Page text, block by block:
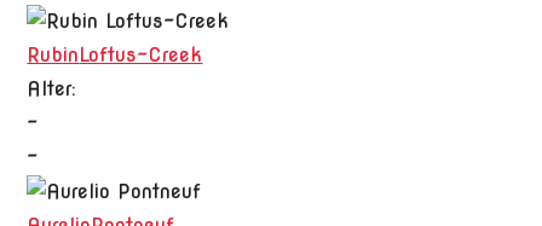
RubinLoftus-Creek
Alter:
-
-